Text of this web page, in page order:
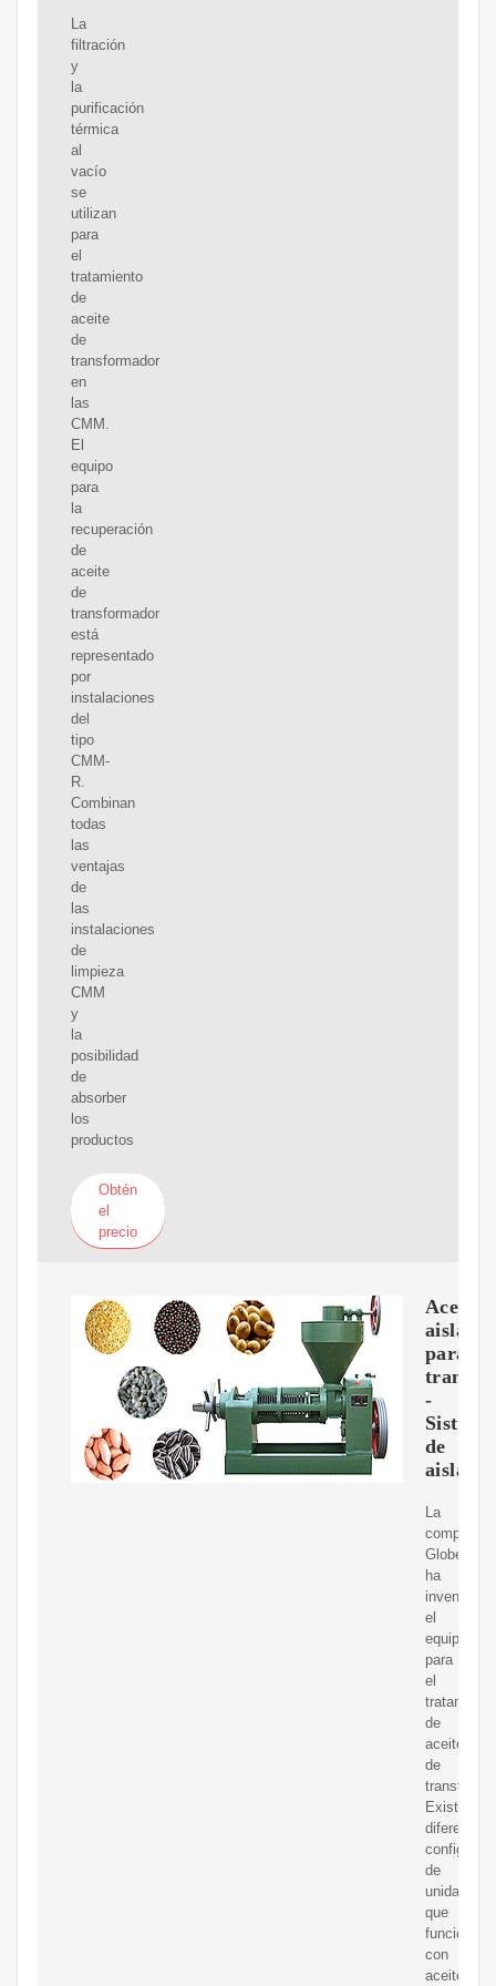
La
filtración
y
la
purificación
térmica
al
vacío
se
utilizan
para
el
tratamiento
de
aceite
de
transformador
en
las
CMM.
El
equipo
para
la
recuperación
de
aceite
de
transformador
está
representado
por
instalaciones
del
tipo
CMM-
R.
Combinan
todas
las
ventajas
de
las
instalaciones
de
limpieza
CMM
y
la
posibilidad
de
absorber
los
productos
Obtén
el
precio
Aceite
aislante
para
-
Sistema
de
La
compañía
GlobeCore
ha
inventado
el
equipo
para
el
tratamiento
de
aceite
de
Existen
diferentes
de
unidades
que
funcionan
con
aceite